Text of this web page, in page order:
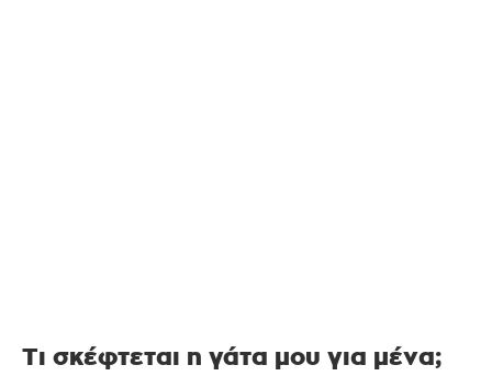
Τι σκέφτεται η γάτα μου για μένα;